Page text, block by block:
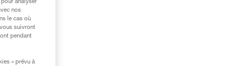
analyser
nos
le cas où
suivront
pendant
» prévu à